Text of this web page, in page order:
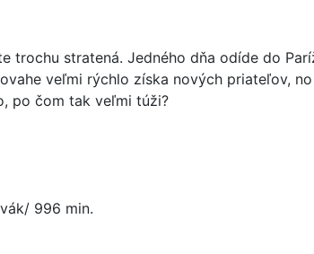
trochu stratená. Jedného dňa odíde do
veľmi rýchlo získa nových priateľov,
po čom tak veľmi túži?
996 min.